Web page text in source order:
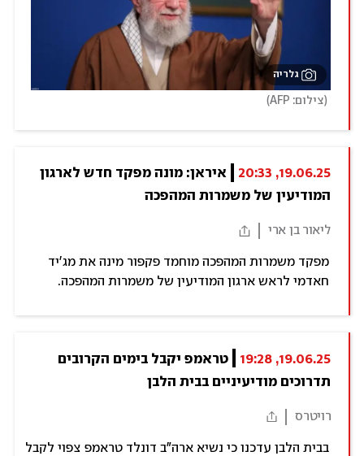
גלריה
(צילום: AFP )
19.06.25, 20:33
המודיעין של משמרות המהפכה
ליאור בן ארי
מפקד משמרות המהפכה מוחמד פקפור מינה את מג'יד
חאדמי לראש ארגון המודיעין של משמרות המהפכה.
19.06.25, 19:28
תדרוכים מודיעיניים בבית הלבן
רויטרס
בבית הלבן עדכנו כי נשיא ארה"ב דונלד טראמפ צפוי לקבל